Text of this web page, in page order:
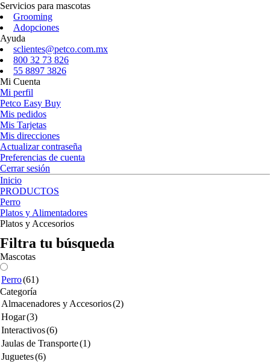
Servicios para mascotas
Grooming
Adopciones
Ayuda
sclientes@petco.com.mx
800 32 73 826
55 8897 3826
Mi Cuenta
Mi perfil
Petco Easy Buy
Mis pedidos
Mis Tarjetas
Mis direcciones
Actualizar contraseña
Preferencias de cuenta
Cerrar sesión
Inicio
PRODUCTOS
Perro
Platos y Alimentadores
Platos y Accesorios
Filtra tu búsqueda
Mascotas
Perro(61)
Categoría
Almacenadores y Accesorios(2)
Hogar(3)
Interactivos(6)
Jaulas de Transporte(1)
Juguetes(6)